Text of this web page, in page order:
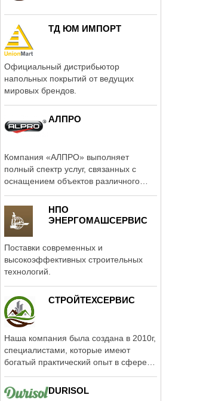
ТД ЮМ ИМПОРТ
Официальный дистрибьютор
напольных покрытий от ведущих
мировых брендов.
АЛПРО
Компания «АЛПРО» выполняет
полный спектр услуг, связанных с
оснащением объектов различного
НПО
ЭНЕРГОМАШСЕРВИС
Поставки современных и
высокоэффективных строительных
технологий.
СТРОЙТЕХСЕРВИС
Наша компания была создана в 2010г,
специалистами, которые имеют
богатый практический опыт в сфере
DURISOL